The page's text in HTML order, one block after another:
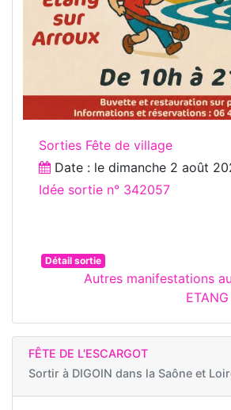
Sorties Fête de village
Date : le dimanche 2 août
Idée sortie n° 342057
Détail sortie
Autres manifestations
FÊTE DE L'ESCARGOT
Sortir à DIGOIN dans la Saône et